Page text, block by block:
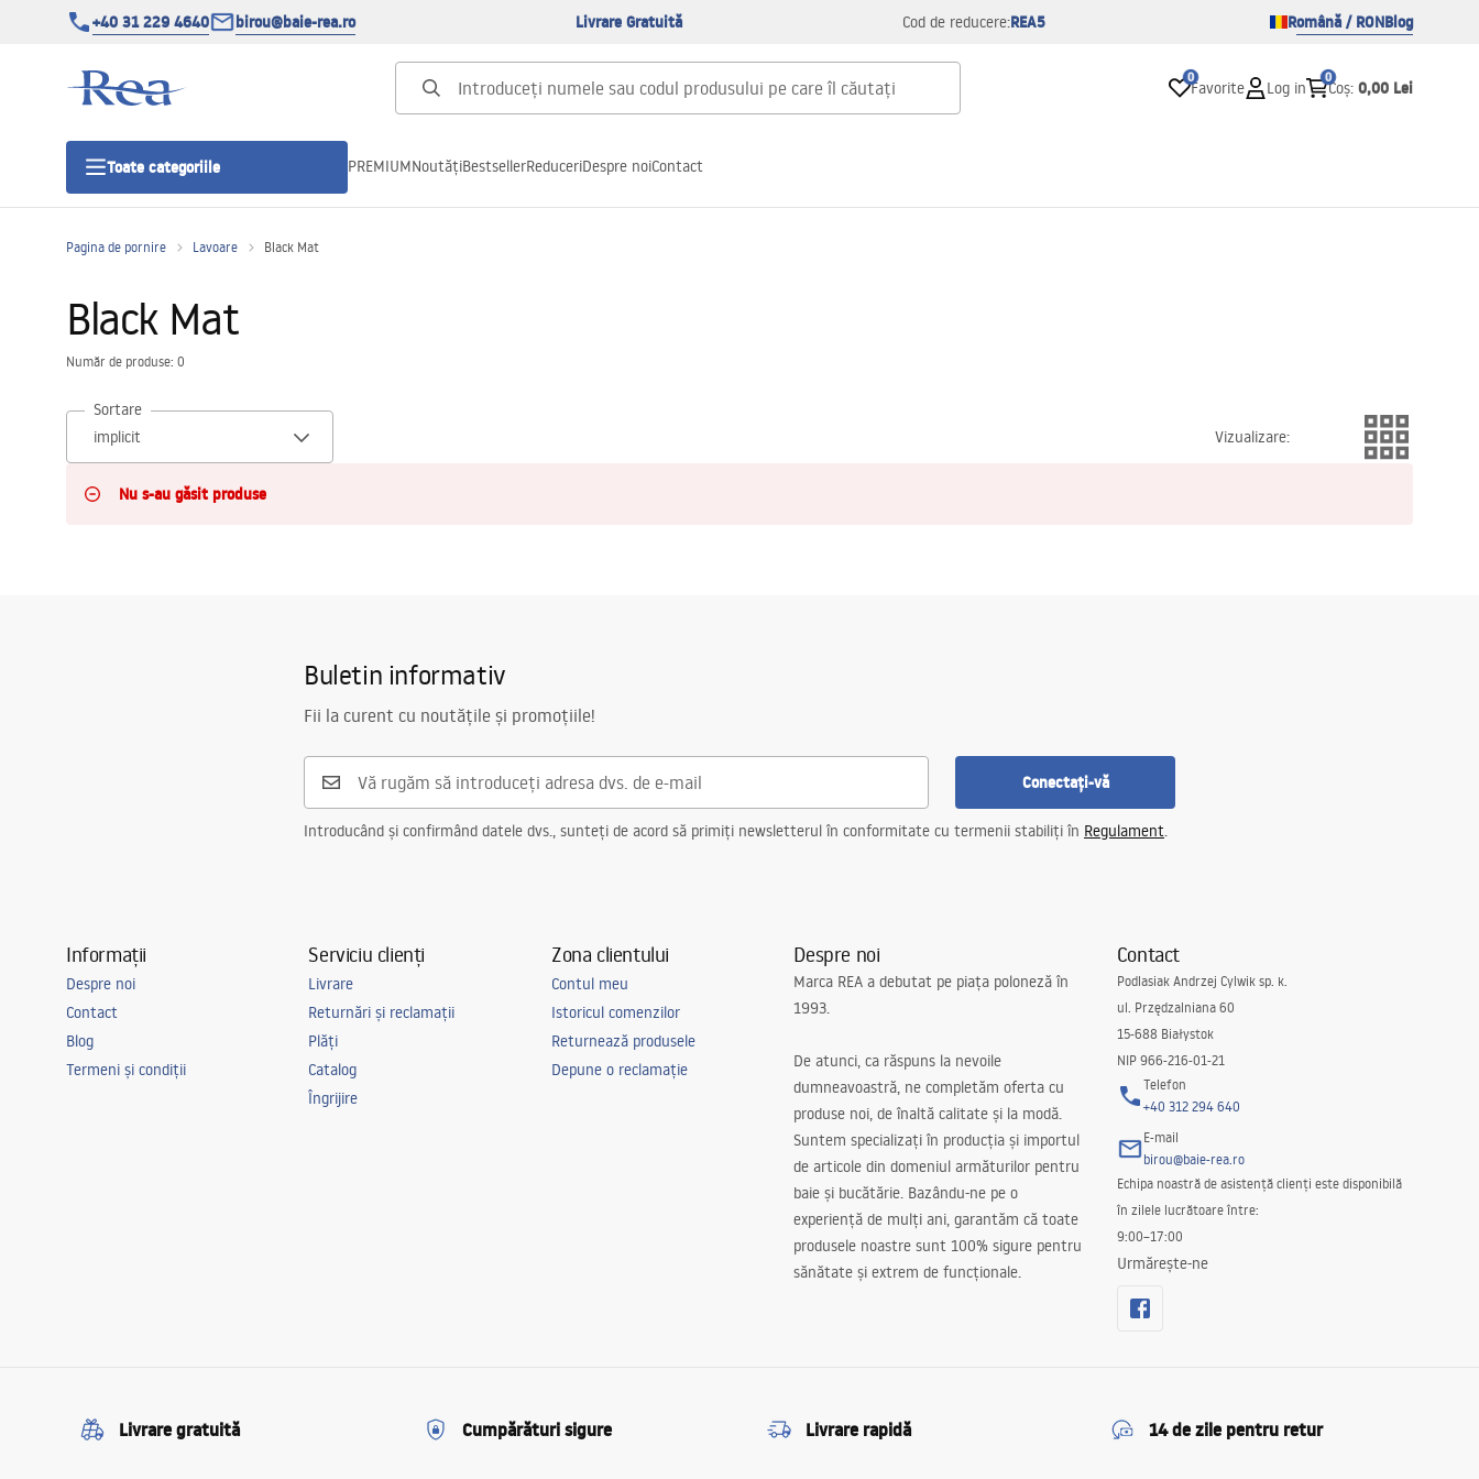
+40 31 229 4640 birou@baie-rea.ro Livrare Gratuită Cod de reducere:REA5 Română / RONBlog
0
Favorite Log in
0
Coș: 0,00 Lei
Toate categoriile
Usi pentru cabine de dus
PREMIUMNoutățiBestsellerReduceriDespre noiContact
Pagina de pornire Lavoare Black Mat
Black Mat
Număr de produse: 0
Sortare
Vizualizare:
Nu s-au găsit produse
Buletin informativ
Fii la curent cu noutățile și promoțiile!
Conectați-vă
Introducând și confirmând datele dvs., sunteți de acord să primiți newsletterul în conformitate cu termenii stabiliți în Regulament.
Informații
Despre noi
Contact
Blog
Termeni și condiții
Serviciu clienți
Livrare
Returnări și reclamații
Plăți
Catalog
Îngrijire
Zona clientului
Contul meu
Istoricul comenzilor
Returnează produsele
Depune o reclamație
Despre noi
Marca REA a debutat pe piața poloneză în
1993.
De atunci, ca răspuns la nevoile
dumneavoastră, ne completăm oferta cu
produse noi, de înaltă calitate și la modă.
Suntem specializați în producția și importul
de articole din domeniul armăturilor pentru
baie și bucătărie. Bazându-ne pe o
experiență de mulți ani, garantăm că toate
produsele noastre sunt 100% sigure pentru
sănătate și extrem de funcționale.
Contact
Podlasiak Andrzej Cylwik sp. k.
ul. Przędzalniana 60
15-688 Białystok
NIP 966-216-01-21
Telefon
+40 312 294 640
E-mail
birou@baie-rea.ro
Echipa noastră de asistență clienți este disponibilă
în zilele lucrătoare între:
9:00–17:00
Urmărește-ne
Livrare gratuită Cumpărături sigure Livrare rapidă 14 de zile pentru retur